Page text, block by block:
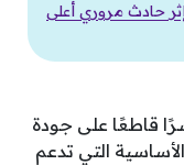
حادث مروري أعلى
قاطعًا على جودة
الأساسية التي تدعم